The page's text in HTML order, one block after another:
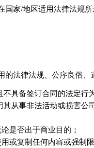
家/地区适用法律法规
法律法规、公序良俗
具备签订合同的法定行
从事非法活动或损害公
是否出于商业目的；
或复制任何内容或强制